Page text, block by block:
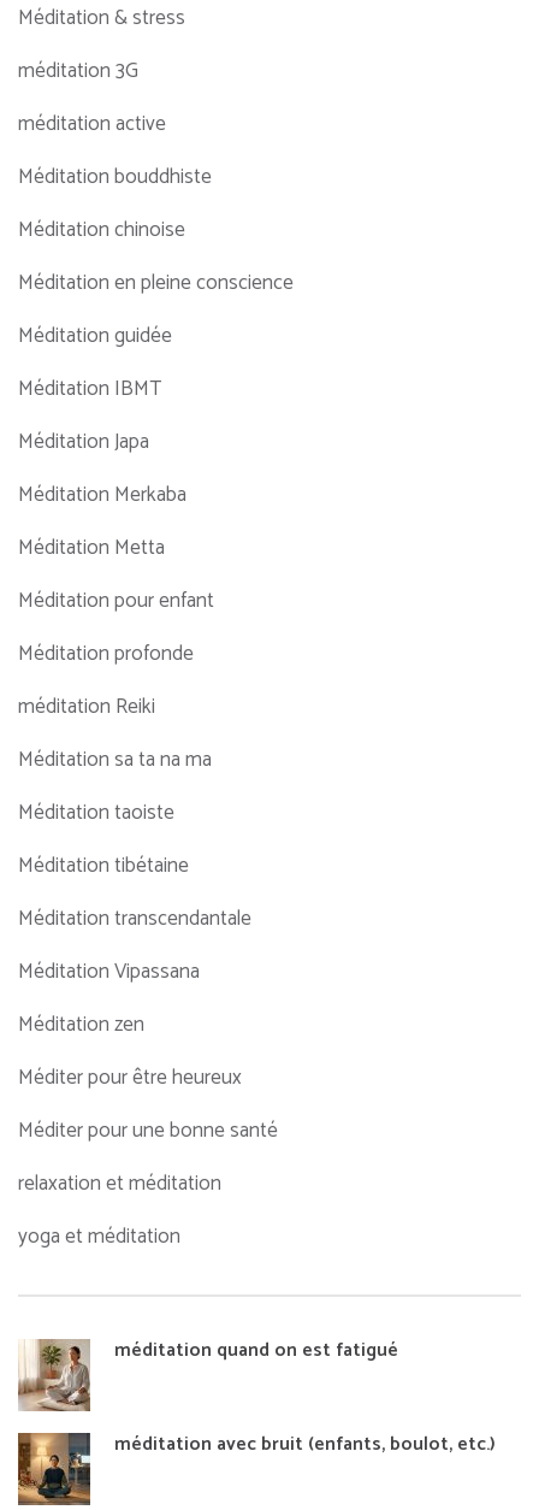
Méditation & stress
méditation 3G
méditation active
Méditation bouddhiste
Méditation chinoise
Méditation en pleine conscience
Méditation guidée
Méditation IBMT
Méditation Japa
Méditation Merkaba
Méditation Metta
Méditation pour enfant
Méditation profonde
méditation Reiki
Méditation sa ta na ma
Méditation taoiste
Méditation tibétaine
Méditation transcendantale
Méditation Vipassana
Méditation zen
Méditer pour être heureux
Méditer pour une bonne santé
relaxation et méditation
yoga et méditation
méditation quand on est fatigué
méditation avec bruit (enfants, boulot, etc.)